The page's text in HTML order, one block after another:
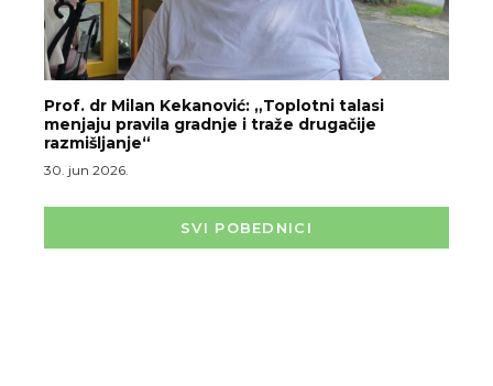
Prof. dr Milan Kekanović: „Toplotni talasi
menjaju pravila gradnje i traže drugačije
razmišljanje“
30. jun 2026.
SVI POBEDNICI